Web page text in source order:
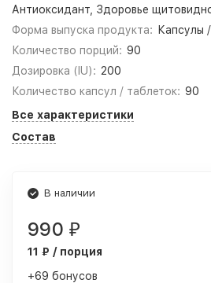
Антиоксидант, Здоровье
Форма выпуска продукта:
Капсулы
Количество порций: 90
Дозировка (IU): 200
Количество капсул / таблеток: 90
Все характеристики
Состав
В наличии
990 ₽
11 ₽ / порция
+69 бонусов